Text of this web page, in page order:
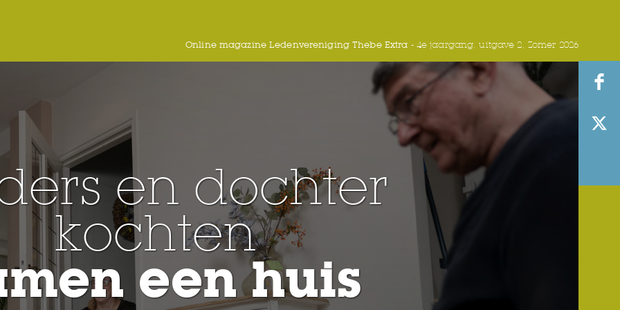
Online magazine Ledenvereniging Thebe Extra - 4e jaargang, uitgave 2, Zomer 2026
en dochter
kochten
een huis